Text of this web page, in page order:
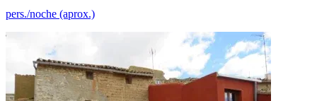
pers./noche (aprox.)